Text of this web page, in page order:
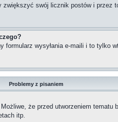
swój licznik postów i przez
wysyłania e-maili i to tylko
Problemy z pisaniem
że przed utworzeniem
itp.